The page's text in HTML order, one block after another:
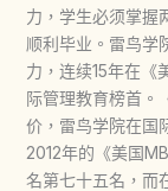
力，学生必须掌握
顺利毕业。雷鸟学
力，连续15年在《
际管理教育榜首。
价，雷鸟学院在国
2012年的《美国
名第七十五名，而